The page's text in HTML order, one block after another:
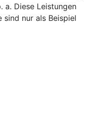
a. Diese Leistungen
nur als Beispiel